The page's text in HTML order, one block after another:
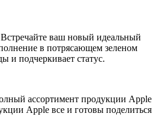
ваш новый идеальный
в потрясающем зеленом
и подчеркивает статус.
ассортимент продукции Apple
Apple все и готовы поделиться